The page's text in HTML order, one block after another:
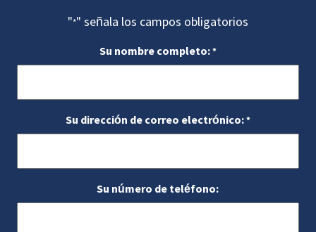
"*" señala los campos obligatorios
Su nombre completo:*
Su dirección de correo electrónico:*
Su número de teléfono: